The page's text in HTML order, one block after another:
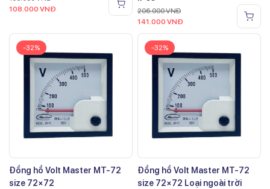
108.000 VNĐ 206.000VNĐ
141.000 VNĐ
-32%
Đồng hồ Volt Master MT-72
size 72×72
-32%
Đồng hồ Volt Master MT-72
size 72×72 Loại ngoài trời